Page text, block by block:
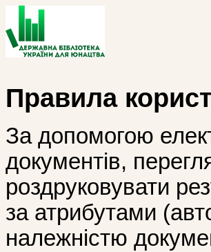
Правила
За допомогою
документів,
роздруковувати
за атрибутами
належністю